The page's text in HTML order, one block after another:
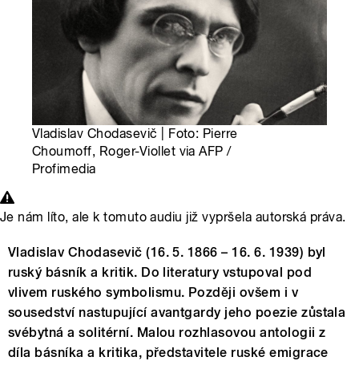
Vladislav Chodasevič | Foto: Pierre
Choumoff, Roger-Viollet via AFP /
Profimedia
Je nám líto, ale k tomuto audiu již vypršela autorská práva.
Vladislav Chodasevič (16. 5. 1866 – 16. 6. 1939) byl
ruský básník a kritik. Do literatury vstupoval pod
vlivem ruského symbolismu. Později ovšem i v
sousedství nastupující avantgardy jeho poezie zůstala
svébytná a solitérní. Malou rozhlasovou antologii z
díla básníka a kritika, představitele ruské emigrace